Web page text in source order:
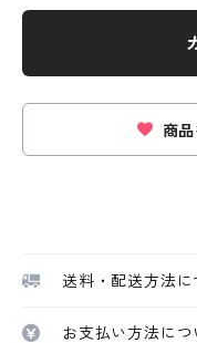
商
送料・配送方法に
お支払い方法につ